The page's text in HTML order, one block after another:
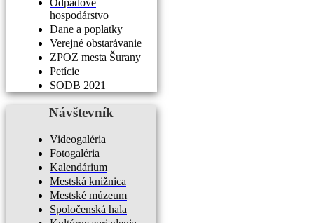
Odpadové
hospodárstvo
Dane a poplatky
Verejné obstarávanie
ZPOZ mesta Šurany
Petície
SODB 2021
Návštevník
Videogaléria
Fotogaléria
Kalendárium
Mestská knižnica
Mestské múzeum
Spoločenská hala